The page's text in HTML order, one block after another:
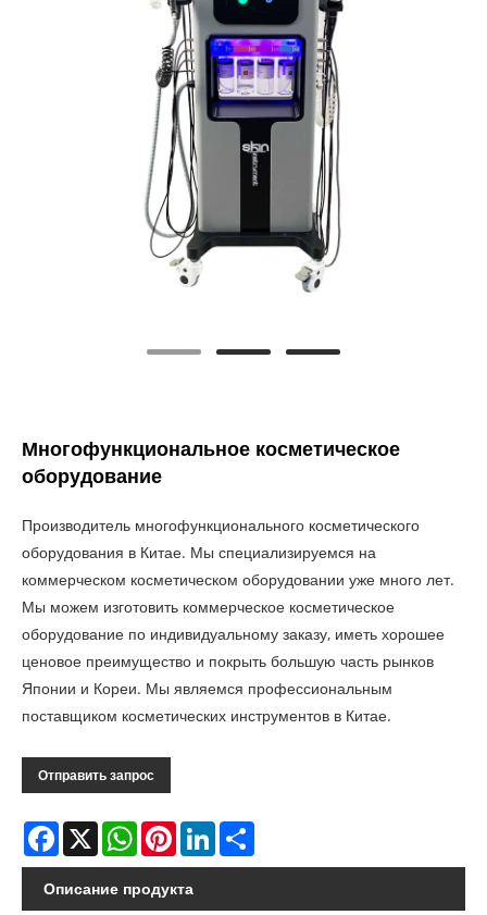
Многофункциональное косметическое
оборудование
Производитель многофункционального косметического
оборудования в Китае. Мы специализируемся на
коммерческом косметическом оборудовании уже много лет.
Мы можем изготовить коммерческое косметическое
оборудование по индивидуальному заказу, иметь хорошее
ценовое преимущество и покрыть большую часть рынков
Японии и Кореи. Мы являемся профессиональным
поставщиком косметических инструментов в Китае.
Отправить запрос
Facebook
X WhatsAppPinterestLinkedIn
Описание продукта